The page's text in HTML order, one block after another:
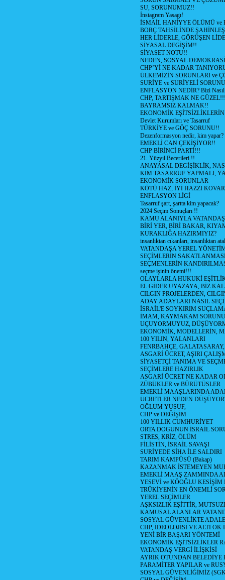
SU, SORUNUMUZ!!
İnstagram Yasagı!
İSMAİL HANİYYE ÖLÜMÜ ve
BORÇ TAHSİLİNDE
HER LİDERLE, GÖRÜŞEN
SİYASAL DEGİŞİM!!
SİYASET NOTU!!
NEDEN, SOSYAL
CHP’Yİ NE KADAR
ÜLKEMİZİN SORUNLARI ve
SURİYE ve SURİYELİ
ENFLASYON NEDİR? Bizi
CHP, TARTIŞMAK NE
BAYRAMSIZ KALMAK!!
EKONOMİK
Devlet Kurumları ve Tasarruf
TÜRKİYE ve GÖÇ SORUNU!!
Dezenformasyon nedir, kim yapar?
EMEKLİ CAN ÇEKİŞİYOR!!
CHP BİRİNCİ PARTİ!!!
21. Yüzyıl Becerileri !!
ANAYASAL DEGİŞİKLİK,
KİM TASARRUF YAPMALI,
EKONOMİK SORUNLAR
KÖTÜ HAZ, İYİ HAZZI
ENFLASYON LİGİ
Tasarruf şart, şartta kim yapacak?
2024 Seçim Sonuçları !!
KAMU ALANIYLA
BİRİ YER, BİRİ BAKAR,
KURAKLIĞA HAZIRMIYIZ?
insanlıktan cıkanları, insanlıktan
VATANDAŞA YEREL
SEÇİMLERİN
SEÇMENLERİN
seçme işinin önemi!!!
OLAYLARLA HUKUKİ
EL GİDER UYAZAYA, BİZ
CILGIN PROJELERDEN,
ADAY ADAYLARI NASIL
İSRAİL'E SOYKIRIM
İMAM, KAYMAKAM SORUNU
UÇUYORMUYUZ,
EKONOMİK, MODELLERİN,
100 YILIN, YALANLARI
FENRBAHÇE,
ASGARİ ÜCRET, AŞIRI
SİYASETÇİ TANIMA VE
SEÇİMLERE HAZIRLIK
ASGARİ ÜCRET NE KADAR
ZÜBÜKLER ve BÜRÜTÜSLER
EMEKLİ MAAŞLARINDA
ÜCRETLER NEDEN
OĞLUM YUSUF,
CHP ve DEĞİŞİM
100 YILLIK CUMHURİYET
ORTA DOGUNUN İSRAİL
STRES, KRİZ, ÖLÜM
FİLİSTİN, İSRAİL SAVAŞI
SURİYEDE SİHA İLE SALDIRI
TARIM KAMPÜSÜ (Bakap)
KAZANMAK İSTEMEYEN
EMEKLİ MAAŞ ZAMMINDA
YESEVİ ve KÖOĞLU
TRÜKİYENİN EN ÖNEMLİ
YEREL SEÇİMLER
AŞKSIZLIK EŞİTTİR,
KAMUSAL ALANLAR
SOSYAL GÜVENLİKTE
CHP, İDEOLOJİSİ VE ALTI OK
YENİ BİR BAŞARI YÖNTEMİ
EKONOMİK EŞİTSİZLİKLER
VATANDAŞ VERGİ İLİŞKİSİ
AYRIK OTUNDAN
PARAMİTER YAPILAR ve
SOSYAL GÜVENLİĞİMİZ